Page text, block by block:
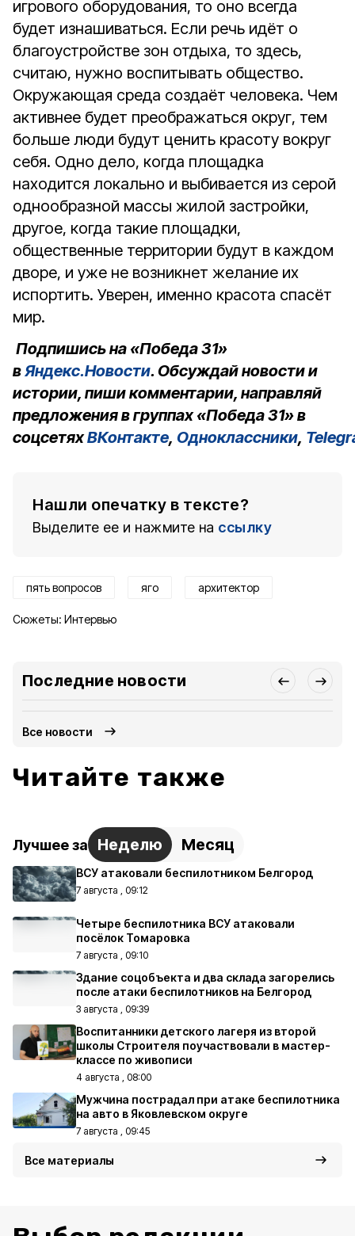
игрового оборудования, то оно всегда
будет изнашиваться. Если речь идёт о
благоустройстве зон отдыха, то здесь,
считаю, нужно воспитывать общество.
Окружающая среда создаёт человека. Чем
активнее будет преображаться округ, тем
больше люди будут ценить красоту вокруг
себя. Одно дело, когда площадка
находится локально и выбивается из серой
однообразной массы жилой застройки,
другое, когда такие площадки,
общественные территории будут в каждом
дворе, и уже не возникнет желание их
испортить. Уверен, именно красота спасёт
мир.
Подпишись на «Победа 31»
вЯндекс.Новости. Обсуждай новости и
истории, пиши комментарии, направляй
предложения в группах «Победа 31» в
соцсетяхВКонтакте, Одноклассники,
Нашли опечатку в тексте?
Выделите ее и нажмите на ссылку
пять вопросов яго архитектор
Сюжеты: Интервью
Последние новости
Все новости
Читайте также
Лучшее за Неделю Месяц
ВСУ атаковали беспилотником Белгород
7 августа , 09:12
Четыре беспилотника ВСУ атаковали
посёлок Томаровка
7 августа , 09:10
Здание соцобъекта и два склада загорелись
после атаки беспилотников на Белгород
3 августа , 09:39
Воспитанники детского лагеря из второй
школы Строителя поучаствовали в мастер-
классе по живописи
4 августа , 08:00
Мужчина пострадал при атаке беспилотника
на авто в Яковлевском округе
7 августа , 09:45
Все материалы